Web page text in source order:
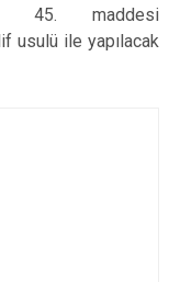
45. maddesi
usulü ile yapılacak